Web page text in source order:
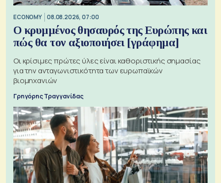
ECONOMY 08.08.2026, 07:00
Ο κρυμμένος θησαυρός της Ευρώπης και
πώς θα τον αξιοποιήσει [γράφημα]
Οι κρίσιμες πρώτες ύλες είναι καθοριστικής σημασίας
για την ανταγωνιστικότητα των ευρωπαϊκών
βιομηχανιών
Γρηγόρης Τραγγανίδας